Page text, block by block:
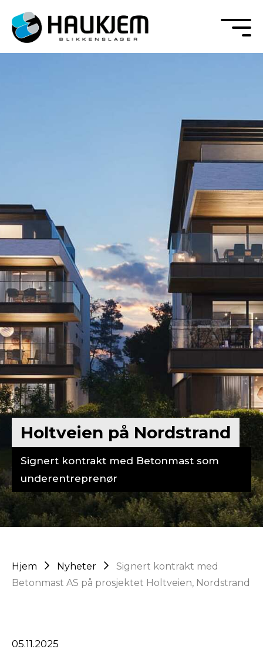
Holtveien på Nordstrand
Signert kontrakt med Betonmast som
underentreprenør
Hjem Nyheter
Signert kontrakt med
Betonmast AS på prosjektet Holtveien, Nordstrand
05.11.2025